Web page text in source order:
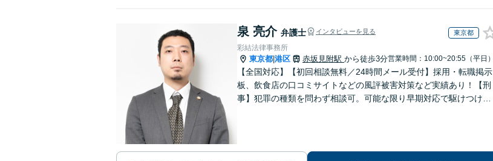
泉 亮介 弁護士 インタビューを見る 東京都
彩結法律事務所
東京都 港区 赤坂見附駅 から徒歩3分営業時間：10:00~20:55（平日）
【全国対応】【初回相談無料／24時間メール受付】採用・転職掲示
板、飲食店の口コミサイトなどの風評被害対策など実績あり！【刑
事】犯罪の種類を問わず相談可。可能な限り早期対応で駆けつけサ